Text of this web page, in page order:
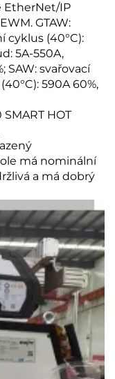
EtherNet/IP
GTAW:
cyklus (40°C):
5A-550A,
SAW: svařovací
590A 60%,
HOT
má nominální
a má dobrý